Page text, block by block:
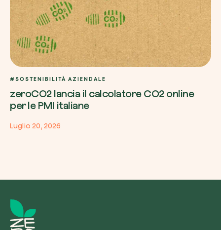
#SOSTENIBILITÀ AZIENDALE
zeroCO2 lancia il calcolatore CO2 online
per le PMI italiane
Luglio 20, 2026